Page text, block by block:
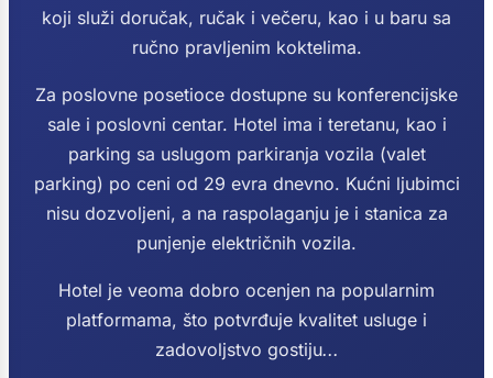
koji služi doručak, ručak i večeru, kao i u baru sa
ručno pravljenim koktelima.
Za poslovne posetioce dostupne su konferencijske
sale i poslovni centar. Hotel ima i teretanu, kao i
parking sa uslugom parkiranja vozila (valet
parking) po ceni od 29 evra dnevno. Kućni ljubimci
nisu dozvoljeni, a na raspolaganju je i stanica za
punjenje električnih vozila.
Hotel je veoma dobro ocenjen na popularnim
platformama, što potvrđuje kvalitet usluge i
zadovoljstvo gostiju...